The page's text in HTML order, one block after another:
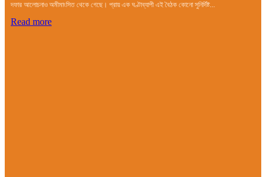
দফার আলোচনাও অমীমাংসিত থেকে গেছে। প্রায় এক ঘণ্টাব্যাপী এই বৈঠক কোনো সুনির্দিষ্ট...
Read more